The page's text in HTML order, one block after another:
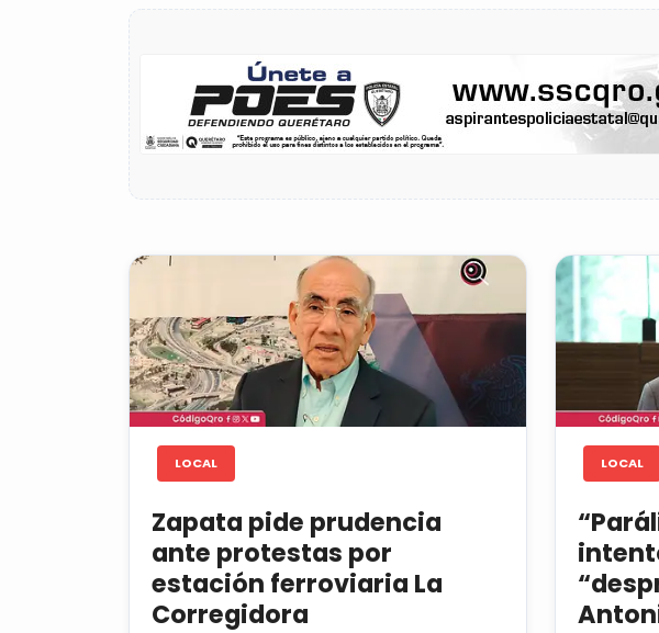
LOCAL
Zapata pide prudencia
ante protestas por
estación ferroviaria La
Corregidora
LOCAL